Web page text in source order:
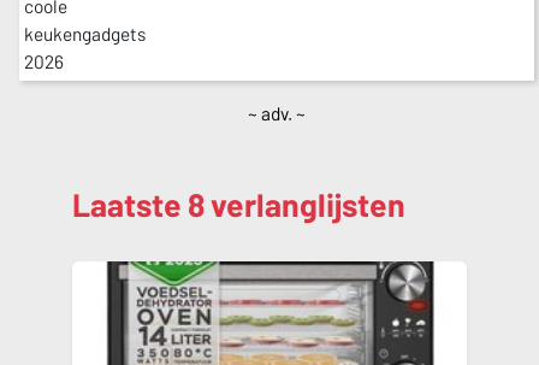
~ adv. ~
Laatste 8 verlanglijsten